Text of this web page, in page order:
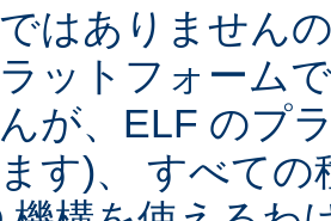
はありません
ットフォーム
が、ELF のプ
す)、 すべて